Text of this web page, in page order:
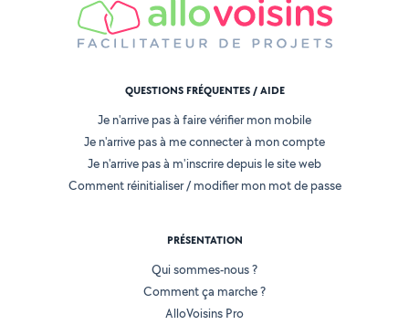
QUESTIONS FRÉQUENTES / AIDE
Je n'arrive pas à faire vérifier mon mobile
Je n'arrive pas à me connecter à mon compte
Je n'arrive pas à m'inscrire depuis le site web
Comment réinitialiser / modifier mon mot de passe
PRÉSENTATION
Qui sommes-nous ?
Comment ça marche ?
AlloVoisins Pro